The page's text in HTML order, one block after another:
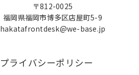
〒812-0025
福岡県福岡市博多区店屋町5-9
hakatafrontdesk@we-base.jp
プライバシーポリシー